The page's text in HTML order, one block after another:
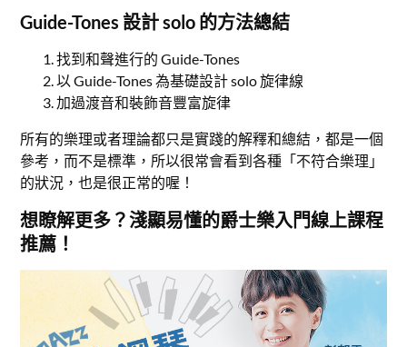
Guide-Tones 設計 solo 的方法總結
找到和聲進行的 Guide-Tones
以 Guide-Tones 為基礎設計 solo 旋律線
加過渡音和裝飾音豐富旋律
所有的樂理或者理論都只是實踐的解釋和總結，都是一個
參考，而不是標準，所以很常會看到各種「不符合樂理」
的狀況，也是很正常的喔！
想瞭解更多？淺顯易懂的爵士樂入門線上課程
推薦！